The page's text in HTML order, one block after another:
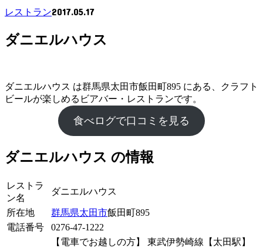
レストラン2017.05.17
ダニエルハウス
ダニエルハウス は群馬県太田市飯田町895 にある、クラフト
ビールが楽しめるビアバー・レストランです。
食べログで口コミを見る
ダニエルハウス の情報
レストラ
ン名
ダニエルハウス
所在地 群馬県太田市飯田町895
電話番号
0276-47-1222
【電車でお越しの方】 東武伊勢崎線【太田駅】